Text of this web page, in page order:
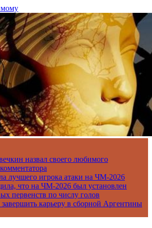
назвал своего любимого
лучшего игрока атаки на ЧМ-2026
что на ЧМ-2026 был установлен
первенств по числу голов
карьеру в сборной Аргентины